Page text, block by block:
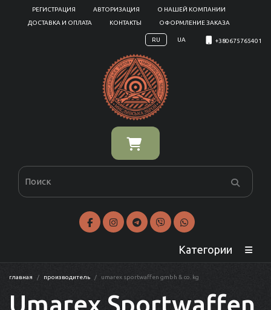
РЕГИСТРАЦИЯ АВТОРИЗАЦИЯ
О НАШЕЙ КОМПАНИИ
ДОСТАВКА И ОПЛАТА
КОНТАКТЫ ОФОРМЛЕНИЕ ЗАКАЗА
RU UA +380675765401
Категории
главная производитель umarex sportwaffen gmbh & co. kg
Umarex Sportwaffen